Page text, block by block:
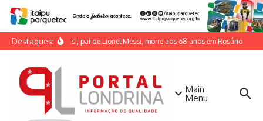
Ir para o conteúdo
Destaques:Jorge Messi, pai de Lionel Messi, morre aos 68 anos em Rosário
Main
Menu